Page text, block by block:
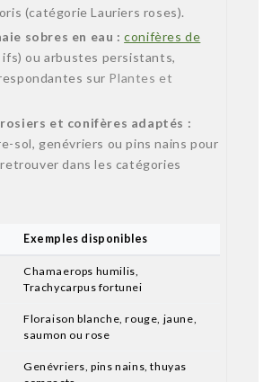
(catégorie Lauriers roses).
sobres en eau : conifères de
ifs) ou arbustes persistants,
sur Plantes et
et conifères adaptés :
sol, genévriers ou pins nains pour
dans les catégories
Exemples disponibles
Chamaerops humilis,
Trachycarpus fortunei
Floraison blanche, rouge, jaune,
saumon ou rose
Genévriers, pins nains, thuyas